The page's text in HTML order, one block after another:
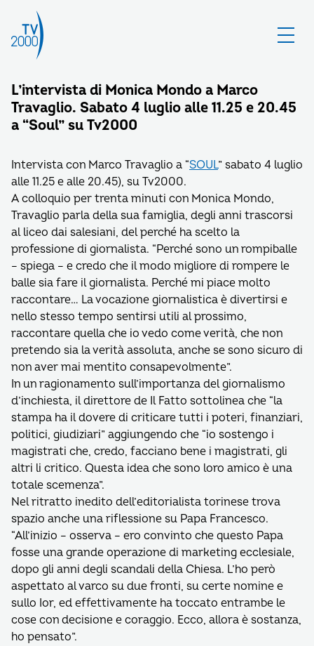
L’intervista di Monica Mondo a Marco
Travaglio. Sabato 4 luglio alle 11.25 e 20.45
a “Soul” su Tv2000
Intervista con Marco Travaglio a “SOUL” sabato 4 luglio
alle 11.25 e alle 20.45), su Tv2000.
A colloquio per trenta minuti con Monica Mondo,
Travaglio parla della sua famiglia, degli anni trascorsi
al liceo dai salesiani, del perché ha scelto la
professione di giornalista. “Perché sono un rompiballe
– spiega – e credo che il modo migliore di rompere le
balle sia fare il giornalista. Perché mi piace molto
raccontare… La vocazione giornalistica è divertirsi e
nello stesso tempo sentirsi utili al prossimo,
raccontare quella che io vedo come verità, che non
pretendo sia la verità assoluta, anche se sono sicuro di
non aver mai mentito consapevolmente”.
In un ragionamento sull’importanza del giornalismo
d’inchiesta, il direttore de Il Fatto sottolinea che “la
stampa ha il dovere di criticare tutti i poteri, finanziari,
politici, giudiziari” aggiungendo che “io sostengo i
magistrati che, credo, facciano bene i magistrati, gli
altri li critico. Questa idea che sono loro amico è una
totale scemenza”.
Nel ritratto inedito dell’editorialista torinese trova
spazio anche una riflessione su Papa Francesco.
“All’inizio – osserva – ero convinto che questo Papa
fosse una grande operazione di marketing ecclesiale,
dopo gli anni degli scandali della Chiesa. L’ho però
aspettato al varco su due fronti, su certe nomine e
sullo Ior, ed effettivamente ha toccato entrambe le
cose con decisione e coraggio. Ecco, allora è sostanza,
ho pensato”.